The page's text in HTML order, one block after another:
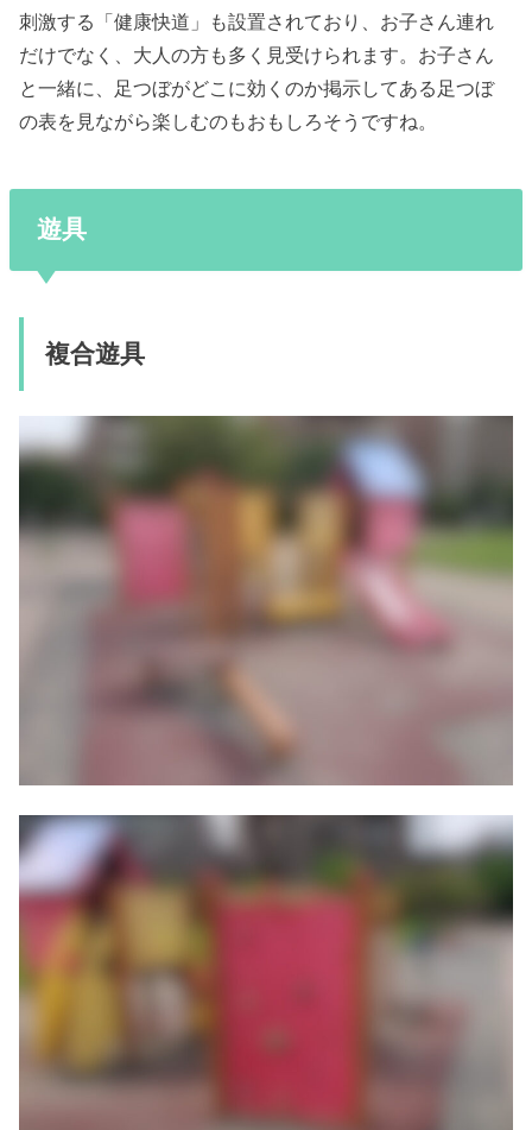
刺激する「健康快道」も設置されており、お子さん連れ
だけでなく、大人の方も多く見受けられます。 お子さん
と一緒に、足つぼがどこに効くのか掲示してある足つぼ
の表を見ながら楽しむのもおもしろそうですね。
遊具
複合遊具